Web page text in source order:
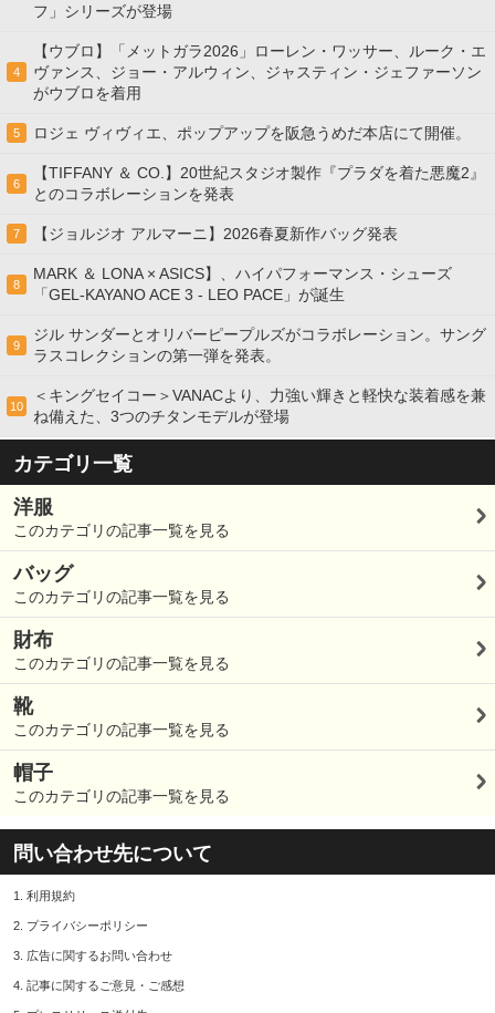
フ」シリーズが登場
4
【ウブロ】「メットガラ2026」ローレン・ワッサー、ルーク・エ
ヴァンス、ジョー・アルウィン、ジャスティン・ジェファーソン
がウブロを着用
5 ロジェ ヴィヴィエ、ポップアップを阪急うめだ本店にて開催。
6
【TIFFANY ＆ CO.】20世紀スタジオ製作『プラダを着た悪魔2』
とのコラボレーションを発表
7 【ジョルジオ アルマーニ】2026春夏新作バッグ発表
8
MARK ＆ LONA × ASICS】、ハイパフォーマンス・シューズ
「GEL-KAYANO ACE 3 - LEO PACE」が誕生
9
ジル サンダーとオリバーピープルズがコラボレーション。サング
ラスコレクションの第一弾を発表。
10
＜キングセイコー＞VANACより、力強い輝きと軽快な装着感を兼
ね備えた、3つのチタンモデルが登場
カテゴリ一覧
洋服
このカテゴリの記事一覧を見る
バッグ
このカテゴリの記事一覧を見る
財布
このカテゴリの記事一覧を見る
靴
このカテゴリの記事一覧を見る
帽子
このカテゴリの記事一覧を見る
問い合わせ先について
1. 利用規約
2. プライバシーポリシー
3. 広告に関するお問い合わせ
4. 記事に関するご意見・ご感想